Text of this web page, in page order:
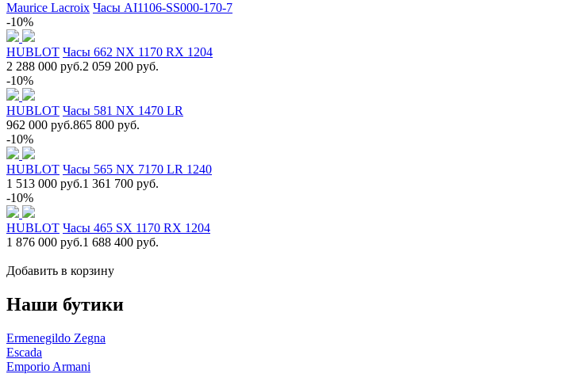
Maurice Lacroix Часы AI1106-SS000-170-7
-10%
HUBLOT Часы 662 NX 1170 RX 1204
2 288 000 руб.2 059 200 руб.
-10%
HUBLOT Часы 581 NX 1470 LR
962 000 руб.865 800 руб.
-10%
HUBLOT Часы 565 NX 7170 LR 1240
1 513 000 руб.1 361 700 руб.
-10%
HUBLOT Часы 465 SX 1170 RX 1204
1 876 000 руб.1 688 400 руб.
Добавить в корзину
Наши бутики
Ermenegildo Zegna
Escada
Emporio Armani